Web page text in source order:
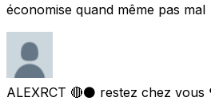
économise quand même pas mal
ALEXRCT 🔴⚫️ restez chez